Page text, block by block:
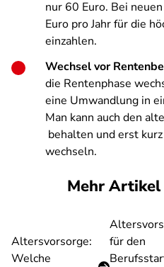
nur 60 Euro. Bei
Euro pro Jahr für die
einzahlen.
Wechsel vor
die Rentenphase
eine Umwandlung in
Man kann auch den
behalten und erst
wechseln.
Mehr Artikel
Altersvorsorge:
Welche
für den